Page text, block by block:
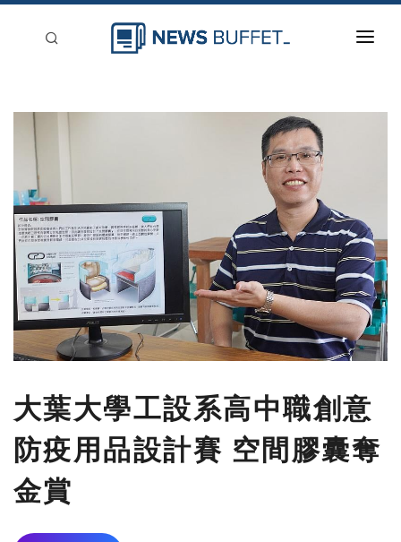
新聞稿分類
大葉大學工設系高中職創意
防疫用品設計賽 空間膠囊奪
金賞